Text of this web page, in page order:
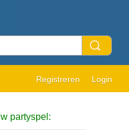
Registreren Login
partyspel: